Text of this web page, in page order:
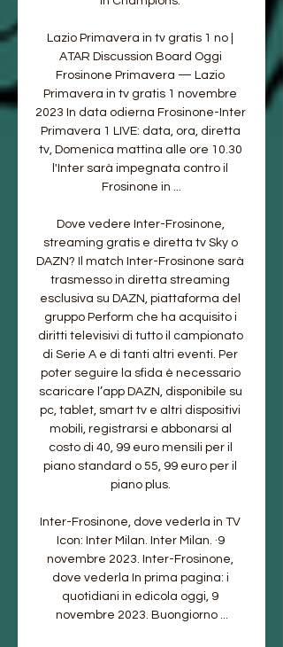
Lazio Primavera in tv gratis 1 no |
ATAR Discussion Board Oggi
Frosinone Primavera — Lazio
Primavera in tv gratis 1 novembre
2023 In data odierna Frosinone-Inter
Primavera 1 LIVE: data, ora, diretta
tv, Domenica mattina alle ore 10.30
l'Inter sarà impegnata contro il
Frosinone in ...
Dove vedere Inter-Frosinone,
streaming gratis e diretta tv Sky o
DAZN? Il match Inter-Frosinone sarà
trasmesso in diretta streaming
esclusiva su DAZN, piattaforma del
gruppo Perform che ha acquisito i
diritti televisivi di tutto il campionato
di Serie A e di tanti altri eventi. Per
poter seguire la sfida è necessario
scaricare l’app DAZN, disponibile su
pc, tablet, smart tv e altri dispositivi
mobili, registrarsi e abbonarsi al
costo di 40, 99 euro mensili per il
piano standard o 55, 99 euro per il
piano plus.
Inter-Frosinone, dove vederla in TV
Icon: Inter Milan. Inter Milan. ·9
novembre 2023. Inter-Frosinone,
dove vederla In prima pagina: i
quotidiani in edicola oggi, 9
novembre 2023. Buongiorno ...